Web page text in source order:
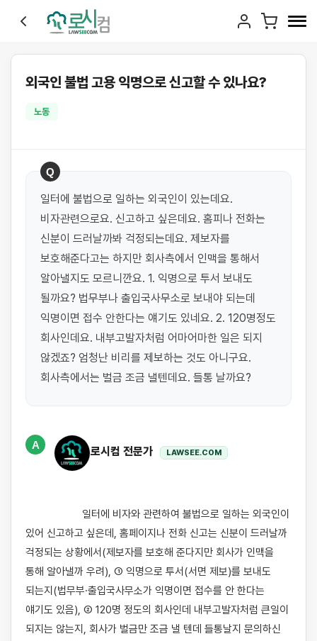
외국인 불법 고용 익명으로 신고할 수 있나요?
노동
Q
일터에 불법으로 일하는 외국인이 있는데요.
비자관련으로요. 신고하고 싶은데요. 홈피나 전화는
신분이 드러날까봐 걱정되는데요. 제보자를
보호해준다고는 하지만 회사측에서 인맥을 통해서
알아낼지도 모르니깐요. 1. 익명으로 투서 보내도
될까요? 법무부나 출입국사무소로 보내야 되는데
익명이면 접수 안한다는 얘기도 있네요. 2. 120명정도
회사인데요. 내부고발자처럼 어마어마한 일은 되지
않겠죠? 엄청난 비리를 제보하는 것도 아니구요.
회사측에서는 벌금 조금 낼텐데요. 들통 날까요?
A
로시컴 전문가 LAWSEE.COM
있어 신고하고 싶은데, 홈페이지나 전화 신고는 신분이 드러날까
걱정되는 상황에서(제보자를 보호해 준다지만 회사가 인맥을
통해 알아낼까 우려), ① 익명으로 투서(서면 제보)를 보내도
되는지(법무부·출입국사무소가 익명이면 접수를 안 한다는
얘기도 있음), ② 120명 정도의 회사인데 내부고발자처럼 큰일이
되지는 않는지, 회사가 벌금만 조금 낼 텐데 들통날지 문의하신